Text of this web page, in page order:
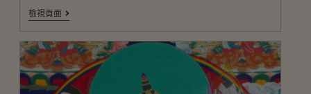
檢視頁面